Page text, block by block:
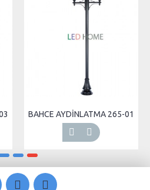
BAHCE AYDİNLATMA 265-01